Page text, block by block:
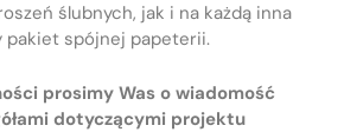
ślubnych, jak i na każdą inna
pakiet spójnej papeterii.
prosimy Was o wiadomość
dotyczącymi projektu